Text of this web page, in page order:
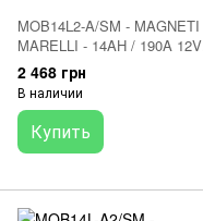
MOB14L2-A/SM - MAGNETI
MARELLI - 14AH / 190A 12V
Стартерная аккумуляторная
батарея
2 468 грн
В наличии
Купить